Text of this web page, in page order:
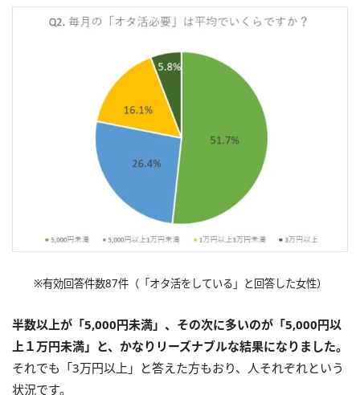
※有効回答件数87件（「オタ活をしている」と回答した女性）
半数以上が「5,000円未満」、その次に多いのが「5,000円以
上１万円未満」と、かなりリーズナブルな結果になりました。
それでも「3万円以上」と答えた方もおり、人それぞれという
状況です。